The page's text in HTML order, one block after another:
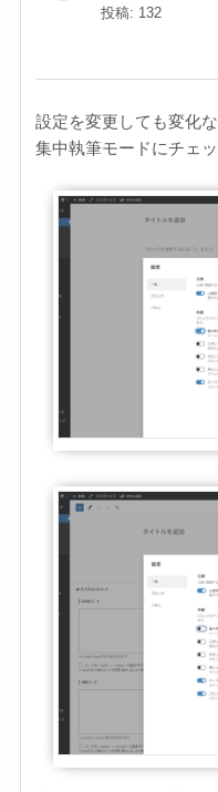
投稿: 132
設定を変更しても変化
集中執筆モードにチェ